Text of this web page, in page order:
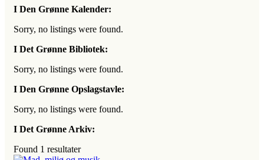
I Den Grønne Kalender:
Sorry, no listings were found.
I Det Grønne Bibliotek:
Sorry, no listings were found.
I Den Grønne Opslagstavle:
Sorry, no listings were found.
I Det Grønne Arkiv:
Found 1 resultater